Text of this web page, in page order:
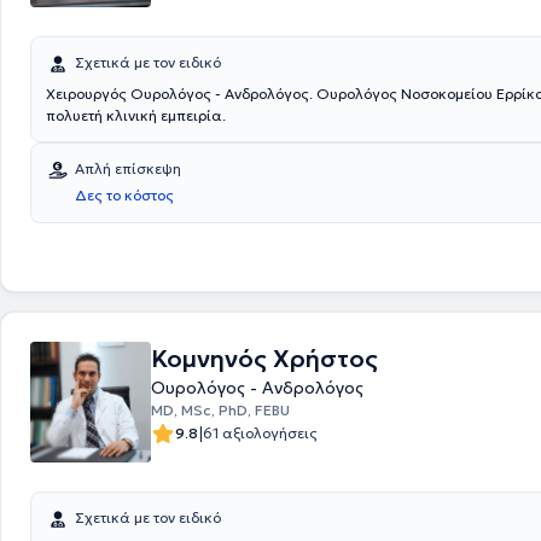
Σχετικά με τον ειδικό
Χειρουργός Ουρολόγος - Ανδρολόγος. Ουρολόγος Νοσοκομείου
πολυετή κλινική εμπειρία.
Απλή επίσκεψη
Δες το κόστος
Κομνηνός Χρήστος
Ουρολόγος - Ανδρολόγος
MD, MSc, PhD, FEBU
9.8|61 αξιολογήσεις
Σχετικά με τον ειδικό